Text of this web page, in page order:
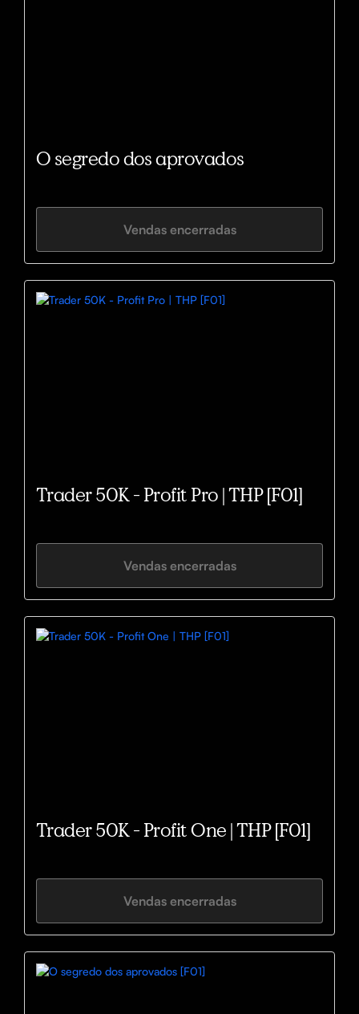
O segredo dos aprovados
Vendas encerradas
Trader 50K - Profit Pro | THP [F01]
Vendas encerradas
Trader 50K - Profit One | THP [F01]
Vendas encerradas